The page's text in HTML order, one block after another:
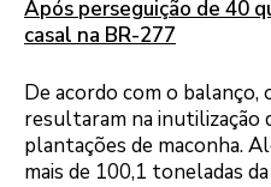
Após perseguição de 40
casal na BR-277
De acordo com o balanço,
resultaram na inutilização
plantações de maconha.
mais de 100,1 toneladas